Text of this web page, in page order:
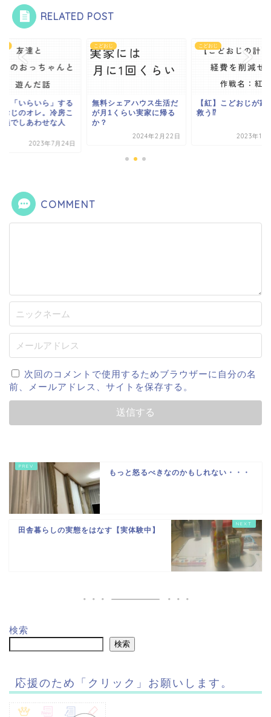
RELATED POST
と「いらいら」する
おじのオレ。冷房こ
義でしあわせな人
2023年7月24日
こどおじ
無料シェアハウス生活だ
が月1くらい実家に帰る
か？
2024年2月22日
こどおじ
【紅】こどおじが家
救う⁉
2023年10
COMMENT
次回のコメントで使用するためブラウザーに自分の名
前、メールアドレス、サイトを保存する。
もっと怒るべきなのかもしれない・・・
田舎暮らしの実態をはなす【実体験中】
検索
検索
応援のため「クリック」お願いします。